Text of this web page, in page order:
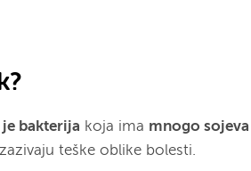
bakterija koja ima mnogo sojeva
teške oblike bolesti.